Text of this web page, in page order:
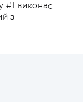
#1 виконає
з